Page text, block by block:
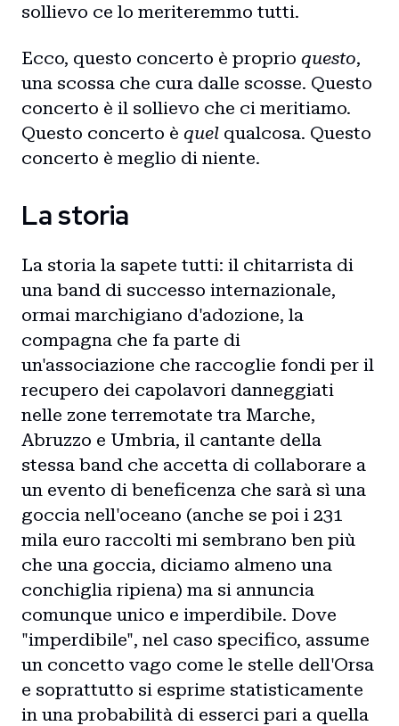
sollievo ce lo meriteremmo tutti.
Ecco, questo concerto è proprio questo,
una scossa che cura dalle scosse. Questo
concerto è il sollievo che ci meritiamo.
Questo concerto è quel qualcosa. Questo
concerto è meglio di niente.
La storia
La storia la sapete tutti: il chitarrista di
una band di successo internazionale,
ormai marchigiano d'adozione, la
compagna che fa parte di
un'associazione che raccoglie fondi per il
recupero dei capolavori danneggiati
nelle zone terremotate tra Marche,
Abruzzo e Umbria, il cantante della
stessa band che accetta di collaborare a
un evento di beneficenza che sarà sì una
goccia nell'oceano (anche se poi i 231
mila euro raccolti mi sembrano ben più
che una goccia, diciamo almeno una
conchiglia ripiena) ma si annuncia
comunque unico e imperdibile. Dove
"imperdibile", nel caso specifico, assume
un concetto vago come le stelle dell'Orsa
e soprattutto si esprime statisticamente
in una probabilità di esserci pari a quella